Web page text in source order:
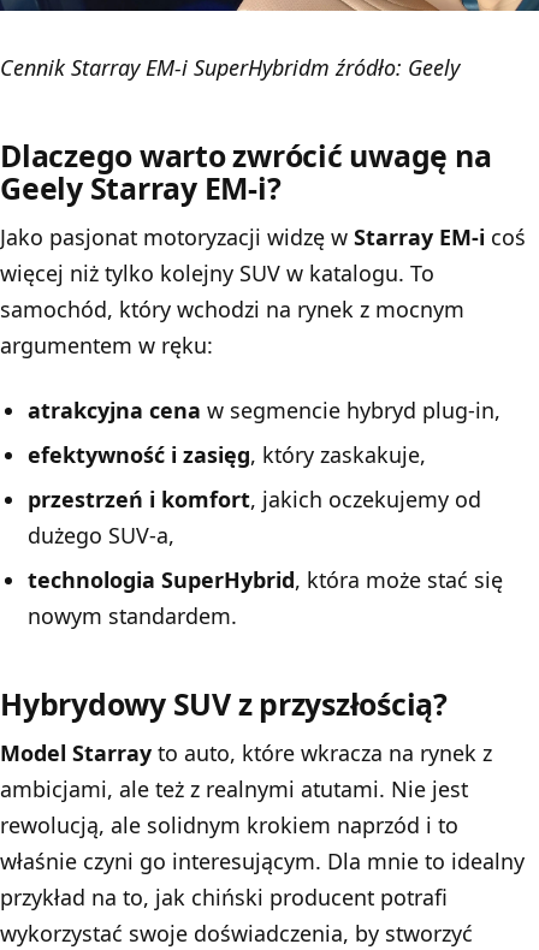
Cennik Starray EM-i SuperHybridm źródło: Geely
Dlaczego warto zwrócić uwagę na
Geely Starray EM-i?
Jako pasjonat motoryzacji widzę w Starray EM-i coś
więcej niż tylko kolejny SUV w katalogu. To
samochód, który wchodzi na rynek z mocnym
argumentem w ręku:
atrakcyjna cena w segmencie hybryd plug-in,
efektywność i zasięg, który zaskakuje,
przestrzeń i komfort, jakich oczekujemy od
dużego SUV-a,
technologia SuperHybrid, która może stać się
nowym standardem.
Hybrydowy SUV z przyszłością?
Model Starray to auto, które wkracza na rynek z
ambicjami, ale też z realnymi atutami. Nie jest
rewolucją, ale solidnym krokiem naprzód i to
właśnie czyni go interesującym. Dla mnie to idealny
przykład na to, jak chiński producent potrafi
wykorzystać swoje doświadczenia, by stworzyć